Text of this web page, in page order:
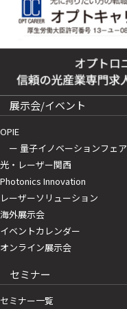
展示会/イベント
OPIE
ー 量子イノベーションフェア
光・レーザー関西
Photonics Innovation
レーザーソリューション
海外展示会
イベントカレンダー
オンライン展示会
セミナー
セミナー一覧